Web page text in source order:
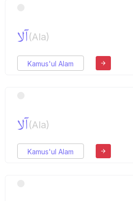
آلا(Ala)
Kamus'ul Alam
آلا(Ala)
Kamus'ul Alam